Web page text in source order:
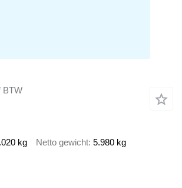
BTW
kg Netto gewicht 5.980 kg